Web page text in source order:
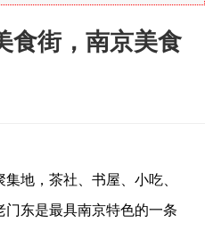
食街，南京美食
地，茶社、书屋、小吃、
东是最具南京特色的一条